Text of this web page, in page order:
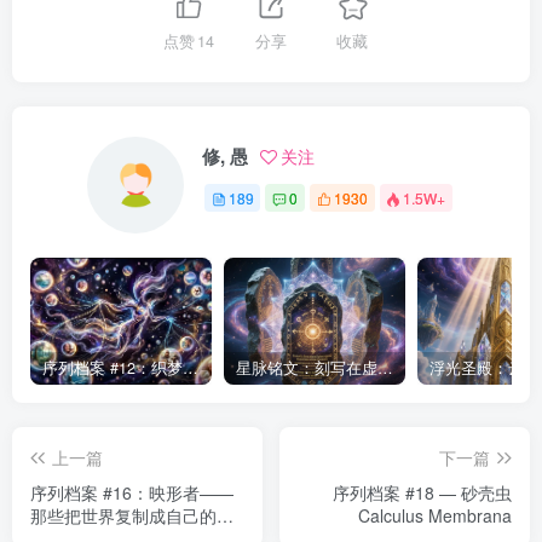
点赞14 分享 收藏
修, 愚 关注
189 0 1930 1.5W+
序列档案 #12：织梦者——第七序列的编织者 星脉铭文：刻写在虚空中的永恒律法
上一篇
序列档案 #16：映形者——
那些把世界复制成自己的生
下一篇
序列档案 #18 — 砂壳虫
Calculus Membrana